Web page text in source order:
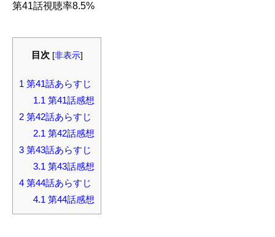
第41話視聴率8.5%
目次 [非表示]
1 第41話あらすじ
1.1 第41話感想
2 第42話あらすじ
2.1 第42話感想
3 第43話あらすじ
3.1 第43話感想
4 第44話あらすじ
4.1 第44話感想